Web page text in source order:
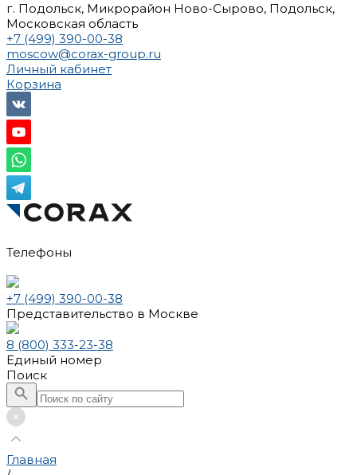
г. Подольск, Микрорайон Ново-Сырово, Подольск,
Московская область
+7 (499) 390-00-38
moscow@corax-group.ru
Личный кабинет
Корзина
Телефоны
+7 (499) 390-00-38
Представительство в Москве
8 (800) 333-23-38
Единый номер
Поиск
Главная